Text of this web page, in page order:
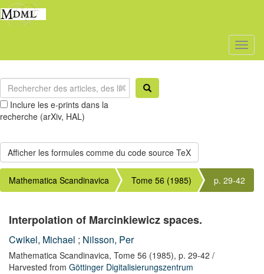
Inclure les e-prints dans la
recherche (arXiv, HAL)
Mathematica Scandinavica Tome 56 (1985) p. 29-42
Interpolation of Marcinkiewicz spaces.
Cwikel, Michael ; Nilsson, Per
Mathematica Scandinavica, Tome 56 (1985), p. 29-42 /
Harvested from Göttinger Digitalisierungszentrum